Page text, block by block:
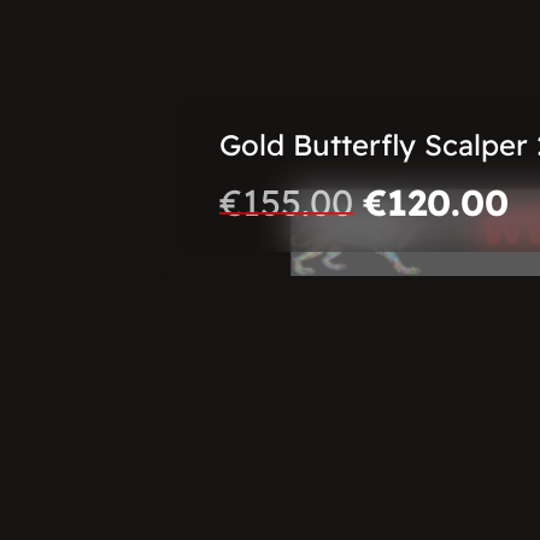
Gold Butterfly Scalper
€155.00 €120.00